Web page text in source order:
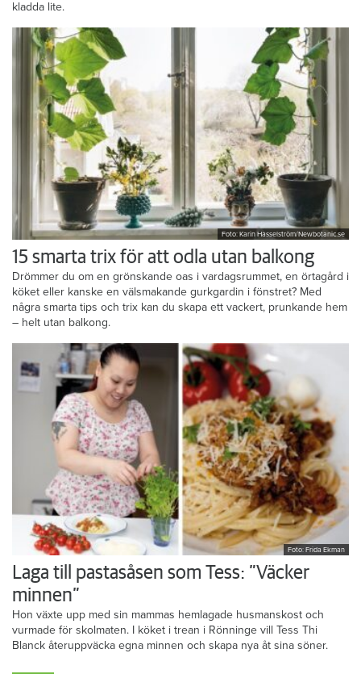
kladda lite.
Foto: Karin Hasselström/Newbotanic.se
15 smarta trix för att odla utan balkong
Drömmer du om en grönskande oas i vardagsrummet, en örtagård i
köket eller kanske en välsmakande gurkgardin i fönstret? Med
några smarta tips och trix kan du skapa ett vackert, prunkande hem
– helt utan balkong.
Foto: Frida Ekman
Laga till pastasåsen som Tess: ”Väcker
minnen”
Hon växte upp med sin mammas hemlagade husmanskost och
vurmade för skolmaten. I köket i trean i Rönninge vill Tess Thi
Blanck återuppväcka egna minnen och skapa nya åt sina söner.